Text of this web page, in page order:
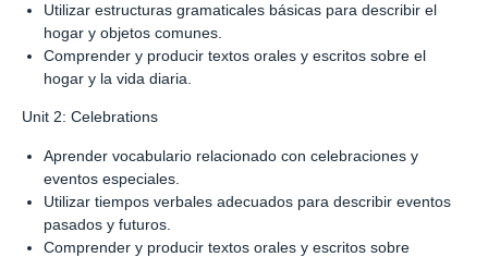
Utilizar estructuras gramaticales básicas para describir el
hogar y objetos comunes.
Comprender y producir textos orales y escritos sobre el
hogar y la vida diaria.
Unit 2: Celebrations
Aprender vocabulario relacionado con celebraciones y
eventos especiales.
Utilizar tiempos verbales adecuados para describir eventos
pasados y futuros.
Comprender y producir textos orales y escritos sobre